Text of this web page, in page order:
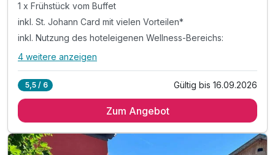
1 x Frühstück vom Buffet
inkl. St. Johann Card mit vielen Vorteilen*
inkl. Nutzung des hoteleigenen Wellness-Bereichs:
Alle Inklusivleistungen
1 x Frühstück vom Buffet
inkl. Nutzung des hoteleigenen Wellness-Bereichs:
4 weitere anzeigen
5,5 / 6 Gültig bis 16.09.2026
Zum Angebot